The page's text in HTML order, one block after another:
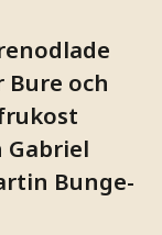
Bure och
Gabriel
Bunge-